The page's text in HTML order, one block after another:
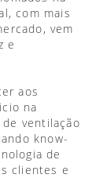
com mais
vem
e
aos
na
ventilação
know-
de
clientes e